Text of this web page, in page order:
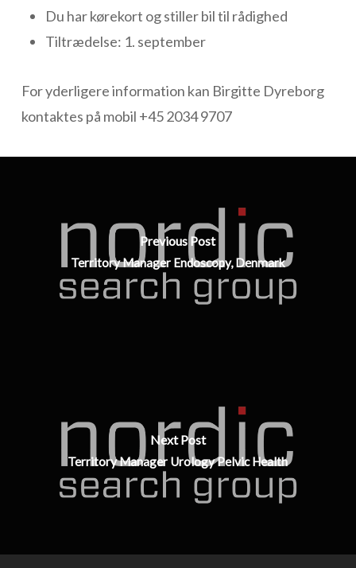
Du har kørekort og stiller bil til rådighed
Tiltrædelse: 1. september
For yderligere information kan Birgitte Dyreborg
kontaktes på mobil +45 2034 9707
Previous Post
Territory Manager Endoscopy, Denmark
Next Post
Territory Manager Urology Pelvic Health